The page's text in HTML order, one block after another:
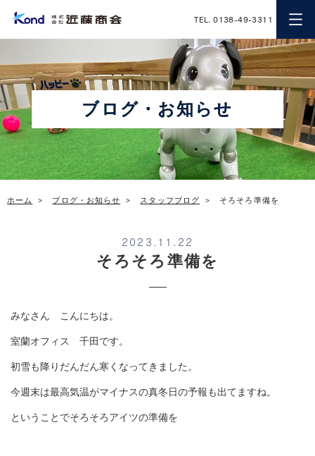
近藤商会
TEL. 0138-49-3311
ブログ・お知らせ
ホーム ブログ・お知らせ スタッフブログ そろそろ準備を
2023.11.22
そろそろ準備を
みなさん こんにちは。
室蘭オフィス 千田です。
初雪も降りだんだん寒くなってきました。
今週末は最高気温がマイナスの真冬日の予報も出てますね。
ということでそろそろアイツの準備を